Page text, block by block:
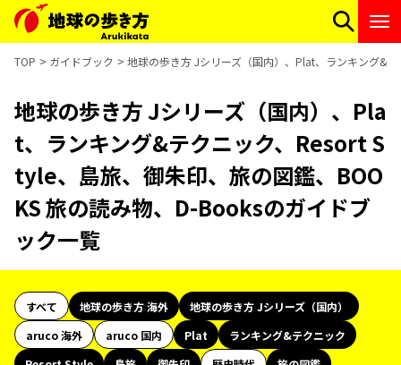
TOP ガイドブック 地球の歩き方 Jシリーズ（国内）、Plat、ランキング&
地球の歩き方 Jシリーズ（国内）、Pla
t、ランキング&テクニック、Resort S
tyle、島旅、御朱印、旅の図鑑、BOO
KS 旅の読み物、D-Booksのガイドブ
ック一覧
すべて 地球の歩き方 海外
地球の歩き方 Jシリーズ（国内）
aruco 海外
aruco 国内 Plat
ランキング&テクニック